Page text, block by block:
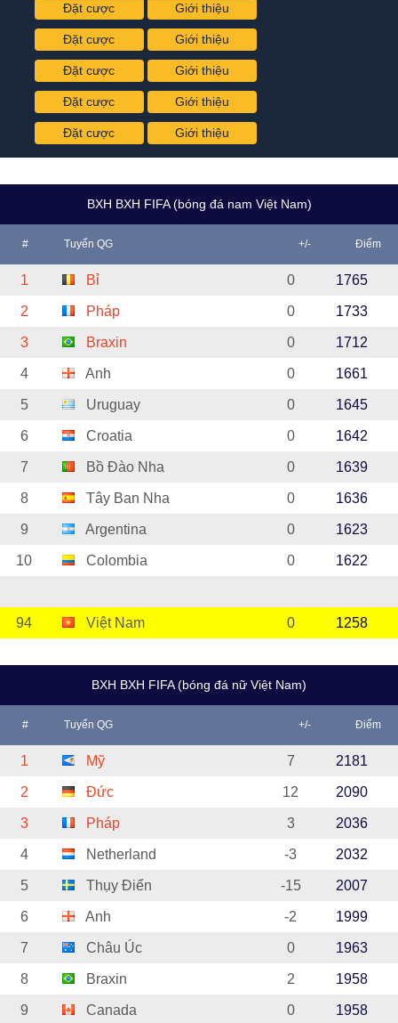
Đặt cược Giới thiệu
Đặt cược Giới thiệu
Đặt cược Giới thiệu
Đặt cược Giới thiệu
Đặt cược Giới thiệu
BXH BXH FIFA (bóng đá nam Việt Nam)
# Tuyển QG +/- Điểm
1 Bỉ 0 1765
2 Pháp 0 1733
3 Braxin 0 1712
4 Anh 0 1661
5 Uruguay 0 1645
6 Croatia 0 1642
7 Bồ Đào Nha 0 1639
8 Tây Ban Nha 0 1636
9 Argentina 0 1623
10 Colombia 0 1622
94 Việt Nam 0 1258
BXH BXH FIFA (bóng đá nữ Việt Nam)
# Tuyển QG +/- Điểm
1 Mỹ 7 2181
2 Đức 12 2090
3 Pháp 3 2036
4 Netherland -3 2032
5 Thụy Điển -15 2007
6 Anh -2 1999
7 Châu Úc 0 1963
8 Braxin 2 1958
9 Canada 0 1958